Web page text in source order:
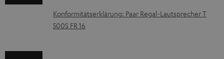
e
Konformitätserklärung: Paar Regal-Lautsprecher T
500S FR 16